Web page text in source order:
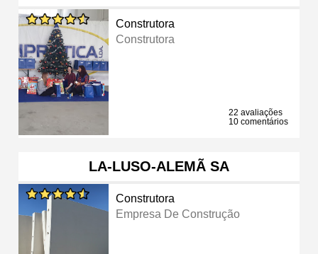
Construtora
Construtora
22 avaliações
10 comentários
LA-LUSO-ALEMÃ SA
Construtora
Empresa De Construção